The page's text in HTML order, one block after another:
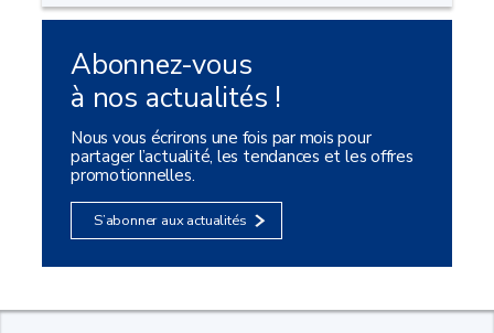
Abonnez-vous
à nos actualités !
Nous vous écrirons une fois par mois pour
partager l’actualité, les tendances et les offres
promotionnelles.
S’abonner aux actualités